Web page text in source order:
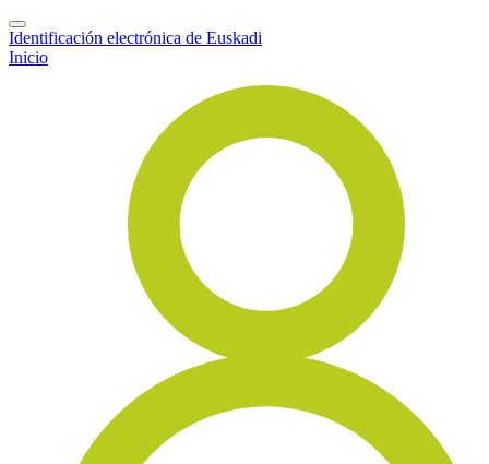
Identificación electrónica de Euskadi
Inicio